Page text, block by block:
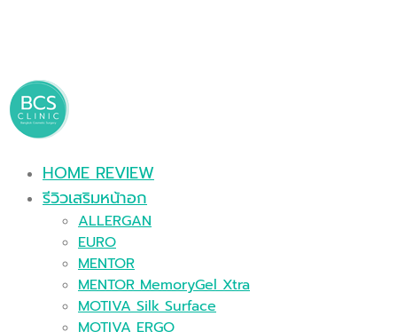
HOME REVIEW
รีวิวเสริมหน้าอก
ALLERGAN
EURO
MENTOR
MENTOR MemoryGel Xtra
MOTIVA Silk Surface
MOTIVA ERGO